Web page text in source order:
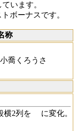
います。
ボーナスです。
称
喬くろうさ
横2列を
に変化。